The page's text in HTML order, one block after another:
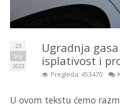
23
Sep
2023
Ugradnja
isplativost i
Pregleda: 453470
U ovom tekstu ćemo